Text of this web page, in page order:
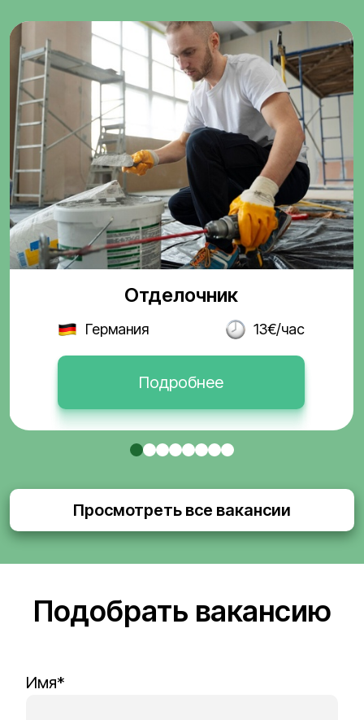
Отделочник
Германия 13€/час
Подробнее
Просмотреть все вакансии
Подобрать вакансию
Имя*